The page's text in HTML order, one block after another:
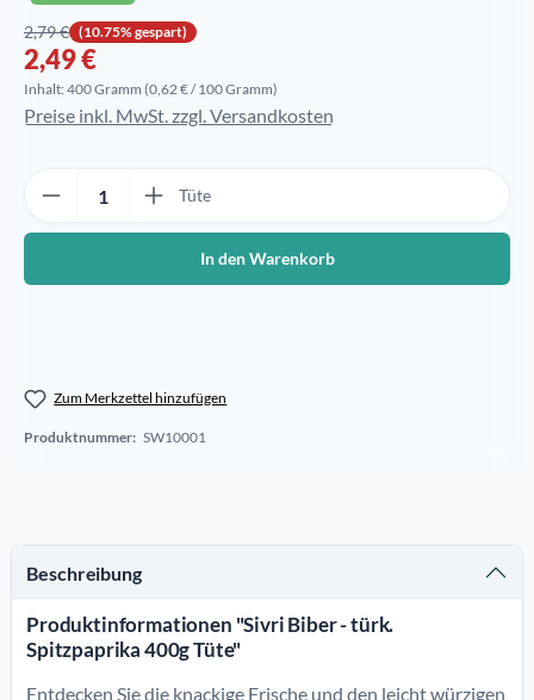
Verkaufspreis:
2,49 €
Regulärer Preis:
2,79 € (10.75% gespart)
Inhalt: 400 Gramm (0,62 € / 100 Gramm)
Preise inkl. MwSt. zzgl. Versandkosten
Tüte
In den Warenkorb
Zum Merkzettel hinzufügen
Produktnummer: SW10001
Beschreibung
Produktinformationen "Sivri Biber - türk.
Spitzpaprika 400g Tüte"
Entdecken Sie die knackige Frische und den leicht würzigen